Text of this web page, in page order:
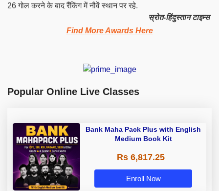
26 गोल करने के बाद रैंकिंग में नौवें स्थान पर रहे.
स्रोत-हिंदुस्तान टाइम्स
Find More Awards Here
Popular Online Live Classes
Bank Maha Pack Plus with English
Medium Book Kit
Rs 6,817.25
Enroll Now